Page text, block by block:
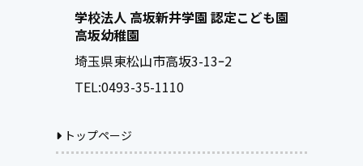
学校法人 高坂新井学園 認定こども園
高坂幼稚園
埼玉県東松山市高坂3-13ｰ2
TEL:0493-35-1110
トップページ